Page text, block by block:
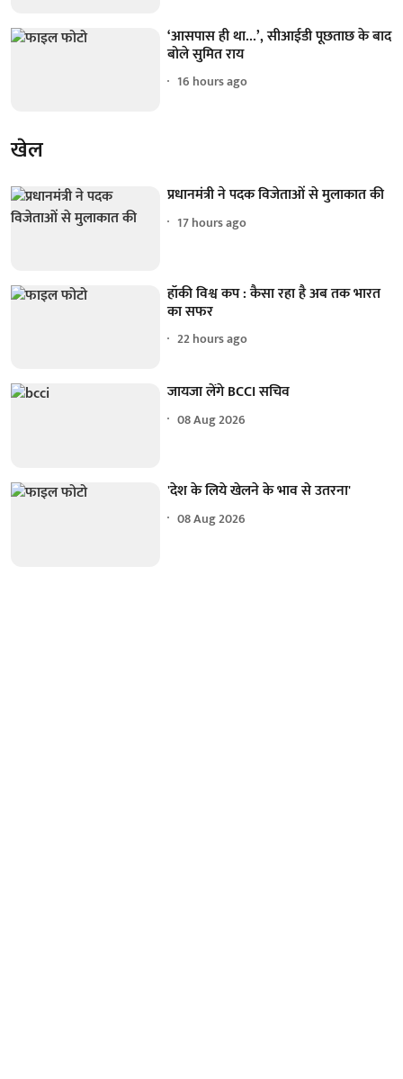
‘आसपास ही था...’, सीआईडी पूछताछ के बाद
बोले सुमित राय
16 hours ago
खेल
प्रधानमंत्री ने पदक विजेताओं से मुलाकात की
17 hours ago
हॉकी विश्व कप : कैसा रहा है अब तक भारत
का सफर
22 hours ago
जायजा लेंगे BCCI सचिव
08 Aug 2026
'देश के लिये खेलने के भाव से उतरना'
08 Aug 2026